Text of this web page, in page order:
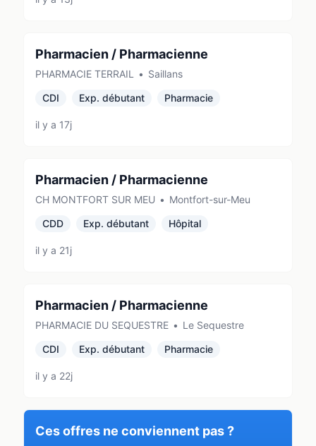
Pharmacien / Pharmacienne
PHARMACIE TERRAIL • Saillans
CDI
Exp. débutant Pharmacie
il y a 17j
Pharmacien / Pharmacienne
CH MONTFORT SUR MEU • Montfort-sur-Meu
CDD
Exp. débutant Hôpital
il y a 21j
Pharmacien / Pharmacienne
PHARMACIE DU SEQUESTRE • Le Sequestre
CDI
Exp. débutant Pharmacie
il y a 22j
Ces offres ne conviennent pas ?